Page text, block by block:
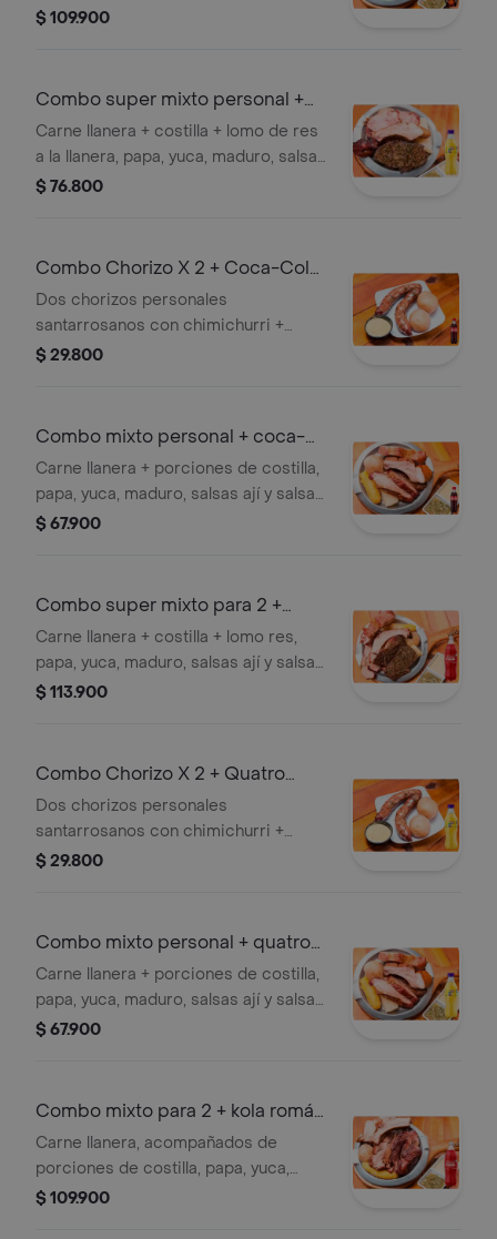
2 gaseosas coca cola
$ 109.900
Combo super mixto personal +
quatro400ml
Carne llanera + costilla + lomo de res
a la llanera, papa, yuca, maduro, salsas
ají y salsa de la casa. + gaseosa
$ 76.800
Combo Chorizo X 2 + Coca-Cola
Sabor Original 400 ml
Dos chorizos personales
santarrosanos con chimichurri +
Gaseosa.
$ 29.800
Combo mixto personal + coca-
cola 400 ml
Carne llanera + porciones de costilla,
papa, yuca, maduro, salsas ají y salsa
de la casa. + gaseosa.
$ 67.900
Combo super mixto para 2 +
kolaromán1.5l
Carne llanera + costilla + lomo res,
papa, yuca, maduro, salsas ají y salsa
de la casa+ 2 gaseosas coca cola
$ 113.900
Combo Chorizo X 2 + Quatro
Original 400ML
Dos chorizos personales
santarrosanos con chimichurri +
Gaseosa
$ 29.800
Combo mixto personal + quatro
400ml
Carne llanera + porciones de costilla,
papa, yuca, maduro, salsas ají y salsa
de la casa. + gaseosa
$ 67.900
Combo mixto para 2 + kola román
1.5l
Carne llanera, acompañados de
porciones de costilla, papa, yuca,
maduro, salsas ají y salsa de la casa. +
$ 109.900